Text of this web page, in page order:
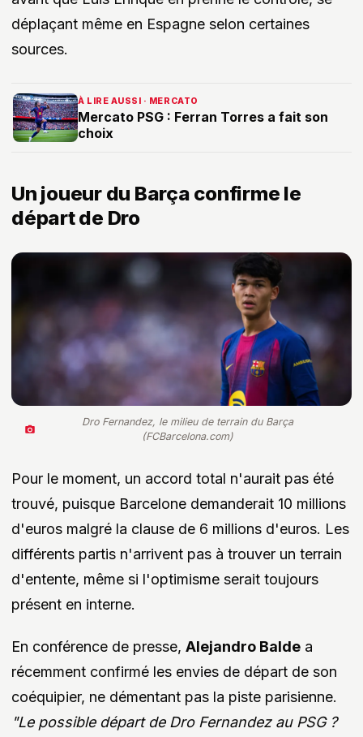
déplaçant même en Espagne selon certaines
sources.
À LIRE AUSSI · MERCATO
Mercato PSG : Ferran Torres a fait son
choix
Un joueur du Barça confirme le
départ de Dro
Dro Fernandez, le milieu de terrain du Barça
(FCBarcelona.com)
Pour le moment, un accord total n'aurait pas été
trouvé, puisque Barcelone demanderait 10 millions
d'euros malgré la clause de 6 millions d'euros. Les
différents partis n'arrivent pas à trouver un terrain
d'entente, même si l'optimisme serait toujours
présent en interne.
En conférence de presse, Alejandro Balde a
récemment confirmé les envies de départ de son
coéquipier, ne démentant pas la piste parisienne.
"Le possible départ de Dro Fernandez au PSG ?